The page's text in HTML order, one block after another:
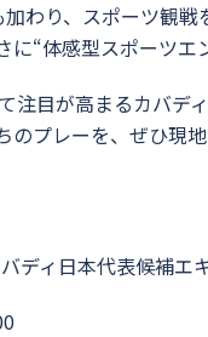
わり、スポーツ観戦
“体感型スポーツエ
注目が高まるカバディ
プレーを、ぜひ現
ディ日本代表候補エ